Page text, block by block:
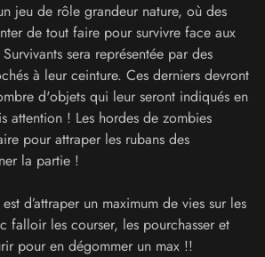
jeu de rôle grandeur nature, où des
de tout faire pour survivre face aux
sera représentée par des
à leur ceinture. Ces derniers devront
d'objets qui leur seront indiqués en
attention ! Les hordes de zombies
pour attraper les rubans des
la partie !
d’attraper un maximum de vies sur les
falloir les courser, les pourchasser et
pour en dégommer un max !!